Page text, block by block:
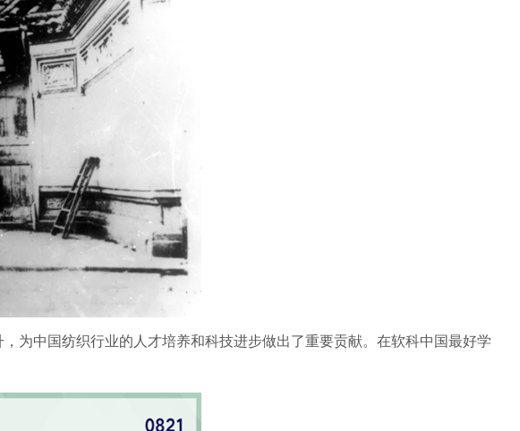
为中国纺织行业的人才培养和科技进步做出了重要贡献。在软科中国最好学